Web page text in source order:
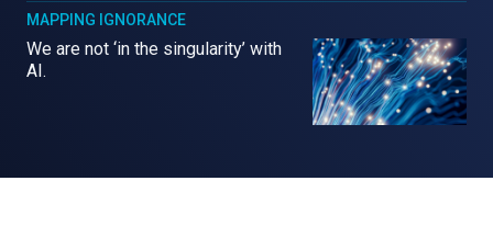
MAPPING IGNORANCE
We are not ‘in the singularity’ with
AI.